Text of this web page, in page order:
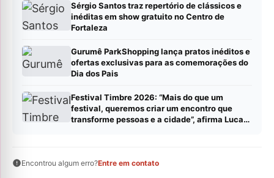
Sérgio Santos traz repertório de clássicos e
inéditas em show gratuito no Centro de
Fortaleza
Gurumê ParkShopping lança pratos inéditos e
ofertas exclusivas para as comemorações do
Dia dos Pais
Festival Timbre 2026: “Mais do que um
festival, queremos criar um encontro que
transforme pessoas e a cidade”, afirma Lucas
Encontrou algum erro?Entre em contato